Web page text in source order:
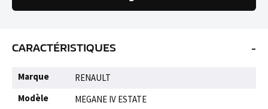
CARACTÉRISTIQUES -
Marque
RENAULT
Modèle
MEGANE IV ESTATE